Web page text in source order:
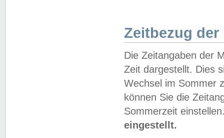
Zeitbezug der
Die Zeitangaben der
Zeit dargestellt. Dies
Wechsel im Sommer
können Sie die
Sommerzeit
eingestellt.